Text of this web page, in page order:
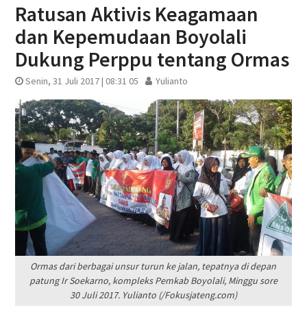
Ratusan Aktivis Keagamaan
dan Kepemudaan Boyolali
Dukung Perppu tentang Ormas
Senin, 31 Juli 2017 | 08:31 05 Yulianto
Ormas dari berbagai unsur turun ke jalan, tepatnya di depan
patung Ir Soekarno, kompleks Pemkab Boyolali, Minggu sore
30 Juli 2017. Yulianto (/Fokusjateng.com)